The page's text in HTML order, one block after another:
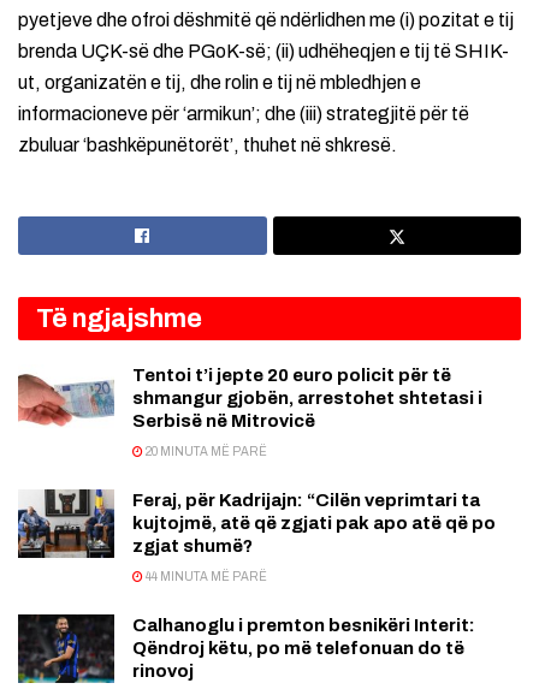
pyetjeve dhe ofroi dëshmitë që ndërlidhen me (i) pozitat e tij
brenda UÇK-së dhe PGoK-së; (ii) udhëheqjen e tij të SHIK-
ut, organizatën e tij, dhe rolin e tij në mbledhjen e
informacioneve për ‘armikun’; dhe (iii) strategjitë për të
zbuluar ‘bashkëpunëtorët’, thuhet në shkresë.
Të ngjajshme
Tentoi t’i jepte 20 euro policit për të
shmangur gjobën, arrestohet shtetasi i
Serbisë në Mitrovicë
20 MINUTA MË PARË
Feraj, për Kadrijajn: “Cilën veprimtari ta
kujtojmë, atë që zgjati pak apo atë që po
zgjat shumë?
44 MINUTA MË PARË
Calhanoglu i premton besnikëri Interit:
Qëndroj këtu, po më telefonuan do të
rinovoj